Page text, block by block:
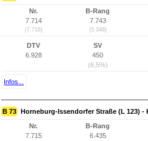
Nr.
7.714
(7.716)
B-Rang
7.743
(5.348)
DTV
6.928
SV
450
(6,5%)
Infos...
B 73 Horneburg-Issendorfer Straße (L 123) -
Nr.
7.715
B-Rang
6.435